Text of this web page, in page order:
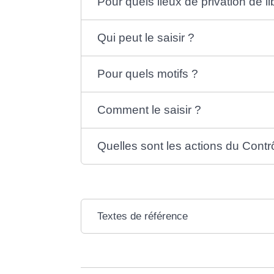
Qui peut le saisir ?
Pour quels motifs ?
Comment le saisir ?
Quelles sont les actions du
Textes de référence